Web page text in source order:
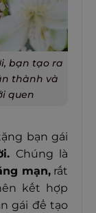
bạn tạo ra
thành và
quen
bạn gái
Chúng là
mạn,rất
kết hợp
gái để tạo